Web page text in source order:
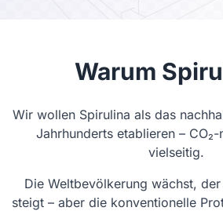
Warum
Wir wollen Spirulina als das
Jahrhunderts etablieren –
vielseitig.
Die Weltbevölkerung wächst,
steigt – aber die konventionelle